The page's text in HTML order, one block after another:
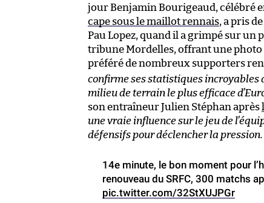
jour Benjamin Bourigeaud, célébré
cape sous le maillot rennais, a pris
Pau Lopez, quand il a grimpé sur un
tribune Mordelles, offrant une photo
préféré de nombreux supporters
confirme ses statistiques incroyables
milieu de terrain le plus efficace
son entraîneur Julien Stéphan après
une vraie influence sur le jeu de
défensifs pour déclencher la
14e minute, le bon moment pour
renouveau du SRFC, 300 matchs
pic.twitter.com/32StXUJPGr